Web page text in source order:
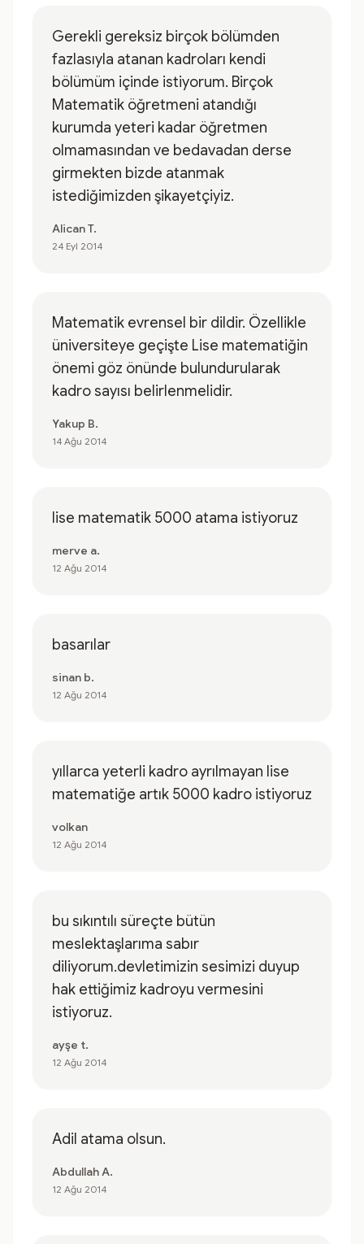
Gerekli gereksiz birçok bölümden
fazlasıyla atanan kadroları kendi
bölümüm içinde istiyorum. Birçok
Matematik öğretmeni atandığı
kurumda yeteri kadar öğretmen
olmamasından ve bedavadan derse
girmekten bizde atanmak
istediğimizden şikayetçiyiz.
Alican T.
24 Eyl 2014
Matematik evrensel bir dildir. Özellikle
üniversiteye geçişte Lise matematiğin
önemi göz önünde bulundurularak
kadro sayısı belirlenmelidir.
Yakup B.
14 Ağu 2014
lise matematik 5000 atama istiyoruz
merve a.
12 Ağu 2014
basarılar
sinan b.
12 Ağu 2014
yıllarca yeterli kadro ayrılmayan lise
matematiğe artık 5000 kadro istiyoruz
volkan
12 Ağu 2014
bu sıkıntılı süreçte bütün
meslektaşlarıma sabır
diliyorum.devletimizin sesimizi duyup
hak ettiğimiz kadroyu vermesini
istiyoruz.
ayşe t.
12 Ağu 2014
Adil atama olsun.
Abdullah A.
12 Ağu 2014